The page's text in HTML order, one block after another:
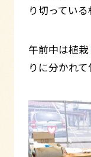
り切っている
午前中は植栽
りに分かれ